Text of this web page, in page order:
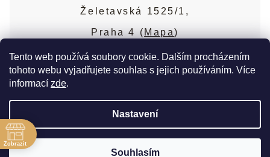
Tento web používá soubory cookie. Dalším procházením
tohoto webu vyjadřujete souhlas s jejich používáním. Více
informací zde.
Nastavení
Souhlasím
Puncovní značky
Blog
Nejčastější dotazy
Želetavská 1525/1,
Praha 4 (Mapa)
Více o prodejně
Copyright 2026JK šperky. Všechna práva
vyhrazena. Upravit nastavení cookies
Zobrazit